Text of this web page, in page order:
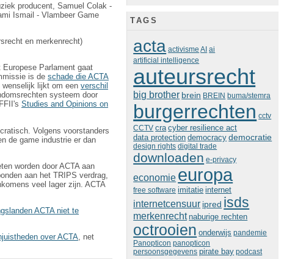
producent, Samuel Colak -
Ismail - Vlambeer Game
en merkenrecht)
Parlament gaat
is deschade die ACTA
wenselijk lijkt om eenverschil
systeem door
FFII'sStudies and Opinions on
Volgens voorstanders
de game industrie er dan
worden door ACTA aan
aan het TRIPS verdrag,
veel lager zijn. ACTA
ACTA niet te
over ACTA, net
TAGS
acta activisme AI ai
artificial intelligence
auteursrecht
big brother brein BREIN buma/stemra
burgerrechten cctv
CCTV cra cyber resilience act
data protection democracy democratie
design rights digital trade
downloaden e-privacy
economie europa
free software imitatie internet
internetcensuur ipred isds
merkenrecht naburige rechten
octrooien onderwijs pandemie
Panopticon panopticon
persoonsgegevens pirate bay podcast